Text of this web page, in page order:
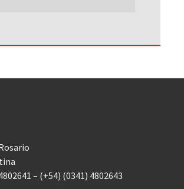
– (+54) (0341) 4802643